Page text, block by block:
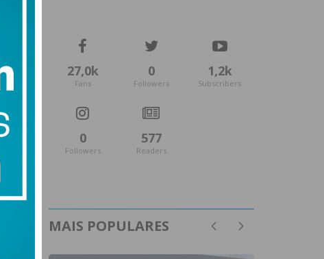
27,0k
Fans
0
Followers
1,2k
Subscribers
0
Followers
577
Readers
MAIS POPULARES